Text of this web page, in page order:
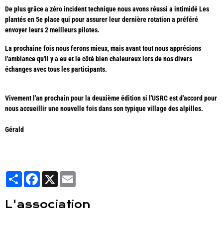
De plus grâce a zéro incident technique nous avons réussi a intimidé Les
plantés en 5e place qui pour assurer leur dernière rotation a préféré
envoyer leurs 2 meilleurs pilotes.
La prochaine fois nous ferons mieux, mais avant tout nous apprécions
l'ambiance qu'il y a eu et le côté bien chaleureux lors de nos divers
échanges avec tous les participants.
Vivement l'an prochain pour la deuxième édition si l'USRC est d'accord pour
nous accueillir une nouvelle fois dans son typique village des alpilles.
Gérald
PartagerFacebook
X
L'association